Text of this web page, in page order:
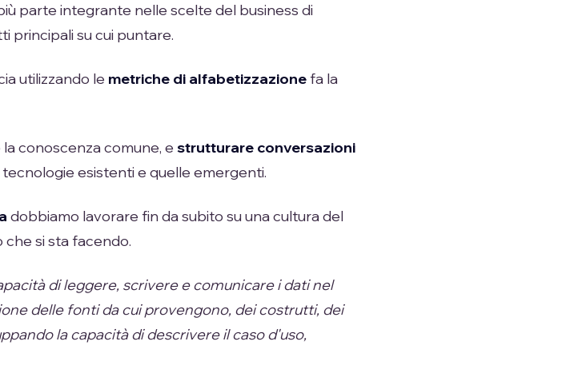
parte integrante nelle scelte del business di
principali su cui puntare.
utilizzando le metriche di alfabetizzazionefa la
conoscenza comune, estrutturare conversazioni
esistenti e quelle emergenti.
dobbiamo lavorare fin da subito su una cultura del
che si sta facendo.
di leggere, scrivere e comunicare i dati nel
delle fonti da cui provengono, dei costrutti, dei
la capacità di descrivere il caso d'uso,